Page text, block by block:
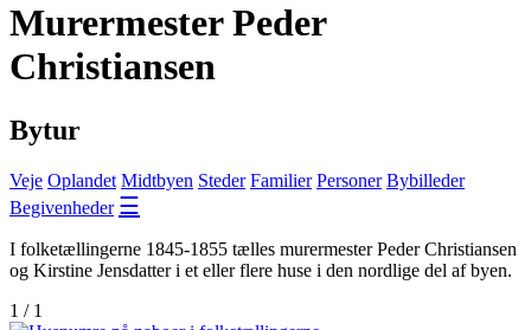
Murermester Peder
Christiansen
Bytur
Veje Oplandet Midtbyen Steder Familier Personer Bybilleder
Begivenheder ☰
I folketællingerne 1845-1855 tælles murermester Peder Christiansen
og Kirstine Jensdatter i et eller flere huse i den nordlige del af byen.
1 / 1